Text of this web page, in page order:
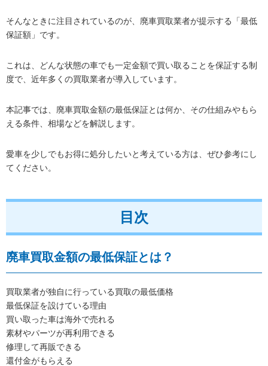
そんなときに注目されているのが、廃車買取業者が提示する「最低
保証額」です。
これは、どんな状態の車でも一定金額で買い取ることを保証する制
度で、近年多くの買取業者が導入しています。
本記事では、廃車買取金額の最低保証とは何か、その仕組みやもら
える条件、相場などを解説します。
愛車を少しでもお得に処分したいと考えている方は、ぜひ参考にし
てください。
目次
廃車買取金額の最低保証とは？
買取業者が独自に行っている買取の最低価格
最低保証を設けている理由
買い取った車は海外で売れる
素材やパーツが再利用できる
修理して再販できる
還付金がもらえる